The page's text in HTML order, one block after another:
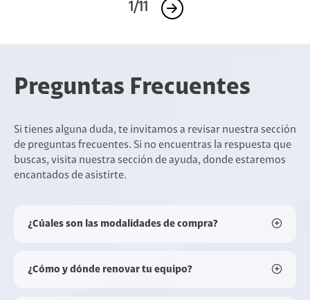
1/11
Preguntas Frecuentes
Si tienes alguna duda, te invitamos a revisar nuestra sección
de preguntas frecuentes. Si no encuentras la respuesta que
buscas, visita nuestra sección de ayuda, donde estaremos
encantados de asistirte.
¿Cúales son las modalidades de compra?
¿Cómo y dónde renovar tu equipo?